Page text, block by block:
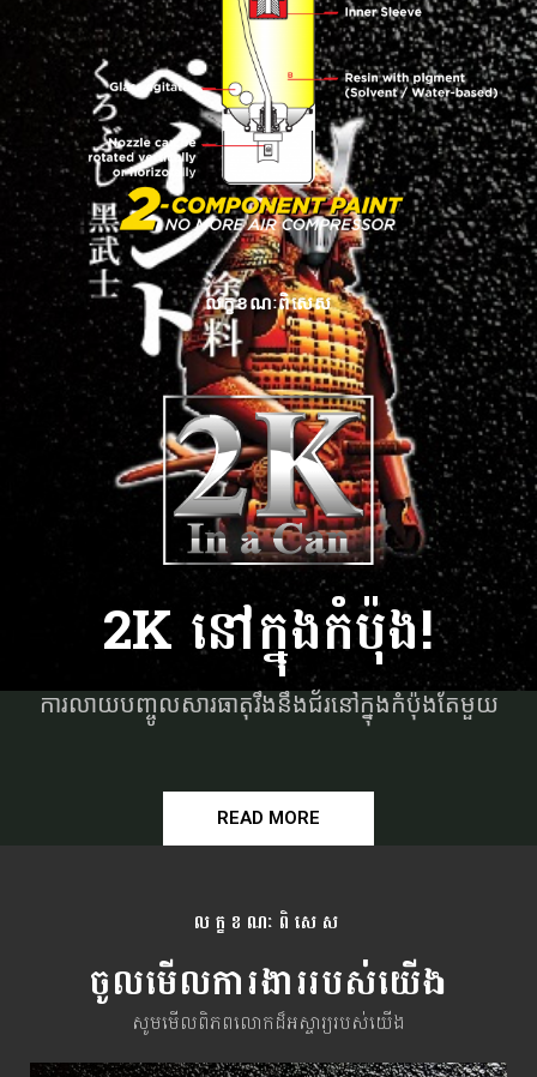
លក្ខខណៈពិសេស
2K នៅក្នុងកំប៉ុង!
ការលាយបញ្ចូលសារធាតុរឹងនឹងជ័រនៅក្នុងកំប៉ុងតែមួយ
READ MORE
លក្ខខណៈពិសេស
ចូលមើលការងាររបស់យើង
សូមមើលពិភពលោកដ៏អស្ចារ្យរបស់យើង